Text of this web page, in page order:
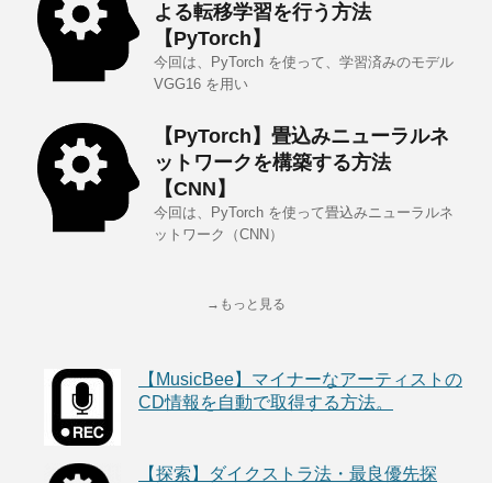
よる転移学習を行う方法
【PyTorch】
今回は、PyTorch を使って、学習済みのモデル
VGG16 を用い
【PyTorch】畳込みニューラルネ
ットワークを構築する方法
【CNN】
今回は、PyTorch を使って畳込みニューラルネ
ットワーク（CNN）
→もっと見る
【MusicBee】マイナーなアーティストの
CD情報を自動で取得する方法。
【探索】ダイクストラ法・最良優先探